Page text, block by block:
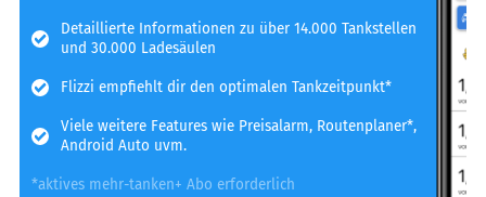
Detaillierte Informationen zu über 14.000 Tankstellen
und 30.000 Ladesäulen
Flizzi empfiehlt dir den optimalen Tankzeitpunkt*
Viele weitere Features wie Preisalarm, Routenplaner*,
Android Auto uvm.
*aktives mehr-tanken+ Abo erforderlich